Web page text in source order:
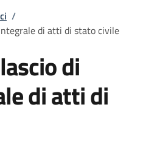
/
di atti di stato civile
di
di atti di